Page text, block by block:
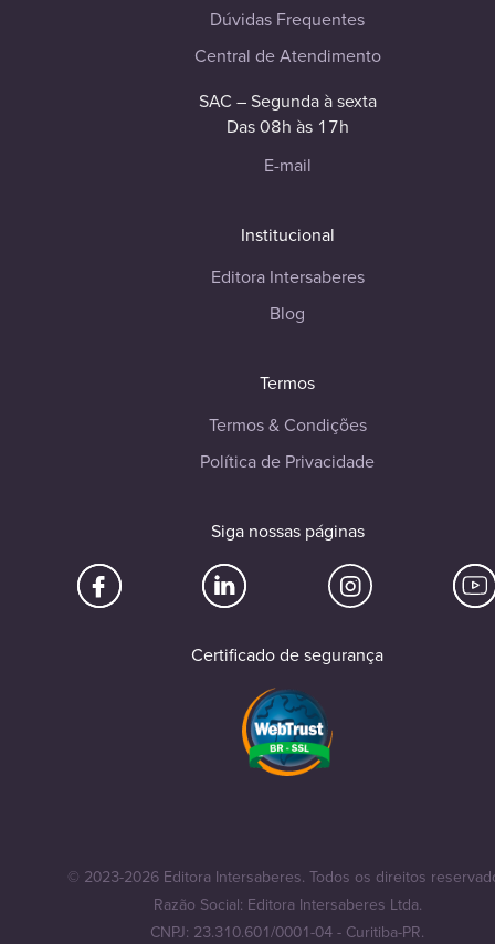
Dúvidas Frequentes
Central de Atendimento
SAC – Segunda à sexta
Das 08h às 17h
E-mail
Institucional
Editora Intersaberes
Blog
Termos
Termos & Condições
Política de Privacidade
Siga nossas páginas
Certificado de segurança
© 2023-2026 Editora Intersaberes. Todos os direitos
Razão Social: Editora Intersaberes Ltda.
CNPJ: 23.310.601/0001-04 - Curitiba-PR.